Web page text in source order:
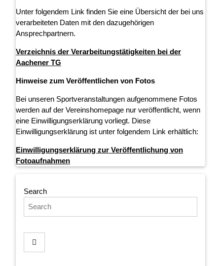
Unter folgendem Link finden Sie eine Übersicht der bei uns
verarbeiteten Daten mit den dazugehörigen
Ansprechpartnern.
Verzeichnis der Verarbeitungstätigkeiten bei der
Aachener TG
Hinweise zum Veröffentlichen von Fotos
Bei unseren Sportveranstaltungen aufgenommene Fotos
werden auf der Vereinshomepage nur veröffentlicht, wenn
eine Einwilligungserklärung vorliegt. Diese
Einwilligungserklärung ist unter folgendem Link erhältlich:
Einwilligungserklärung zur Veröffentlichung von
Fotoaufnahmen
Search